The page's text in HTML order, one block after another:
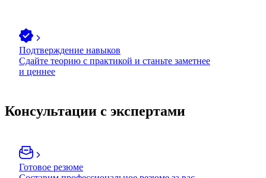
Подтверждение навыков
Сдайте теорию с практикой и станьте заметнее
и ценнее
Консультации с экспертами
Готовое резюме